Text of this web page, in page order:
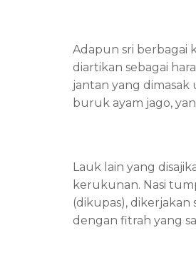
Adapun sri berbagai
diartikan sebagai
jantan yang
buruk ayam jago,
Lauk lain yang
kerukunan. Nasi
(dikupas),
dengan fitrah yang